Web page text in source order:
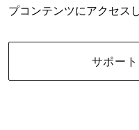
プコンテンツにアクセス
サポー